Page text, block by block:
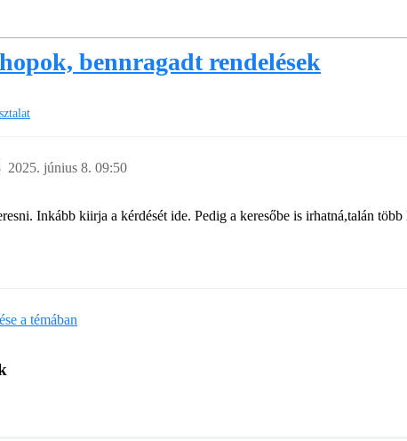
bennragadt rendelések
2025. június 8. 09:50
Inkább kiirja a kérdését ide. Pedig a keresőbe is irhatná,talán több
a témában